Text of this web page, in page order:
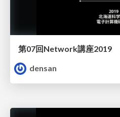
第07回Network講座2019
densan